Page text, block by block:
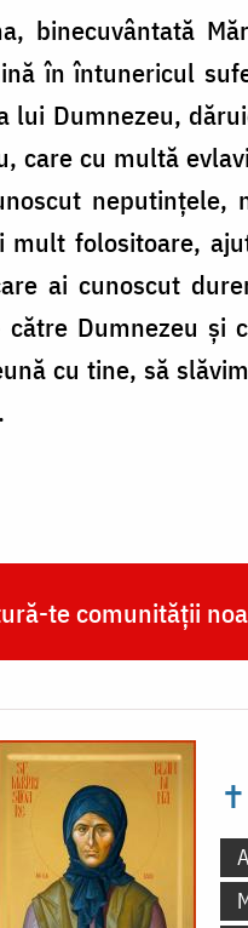
binecuvântată
în întunericul
lui Dumnezeu,
care cu multă
neputințele,
mult folositoare,
ai cunoscut
către Dumnezeu
cu tine, să
te comunității